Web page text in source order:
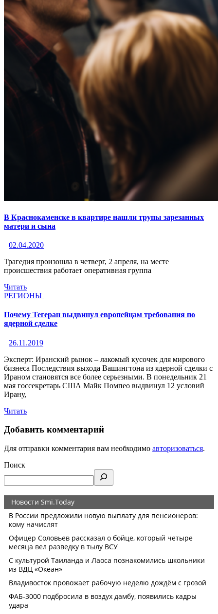
В Краснокаменске в квартире нашли трупы зарезанных
матери и сына
02.04.2020
Трагедия произошла в четверг, 2 апреля, на месте
происшествия работает оперативная группа
Читать
РЕГИОНЫ
Почему Тегеран выдвинул европейцам требования по
ядерной сделке
26.11.2019
Эксперт: Иранский рынок – лакомый кусочек для мирового
бизнеса Последствия выхода Вашингтона из ядерной сделки с
Ираном становятся все более серьезными. В понедельник 21
мая госсекретарь США Майк Помпео выдвинул 12 условий
Ирану,
Читать
Добавить комментарий
Для отправки комментария вам необходимо авторизоваться.
Поиск